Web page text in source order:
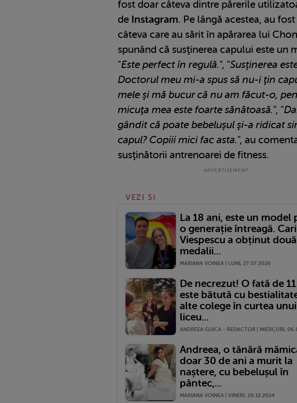
fost doar câteva dintre părerile
de Instagram. Pe lângă acestea, au fost
câteva care au sărit în apărarea lui
spunând că susţinerea capului este un
"Este perfect în regulă.", "Susţinerea
Doctorul meu mi-a spus să nu-i ţin
mele şi mă bucur că nu am făcut-o,
micuţa mea este foarte sănătoasă.", "
gândit că poate bebeluşul şi-a ridicat
capul? Copiii mici fac asta.", au
susţinătorii antrenoarei de fitness.
VEZI SI
La 18 ani, este un model
o generație întreagă.
Viespescu a obținut două
medalii...
MARIANA VOINEA | LUNI, 27.07.2026
De necrezut! O fată de
este bătută cu
alte colege în curtea unui
liceu...
ANDREEA GUICA - REDACTOR | MIERCURI,
Andreea, o tănără
doar 30 de ani a murit la
naștere, cu bebelușul în
pântec,...
MARIANA VOINEA | VINERI, 20.12.2024